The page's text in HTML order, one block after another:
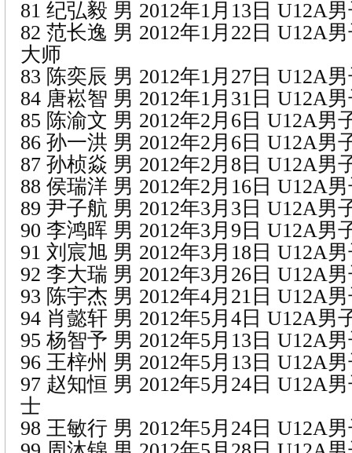
81 纪弘毅 男 2012年1月13日 U12A
82 范长逸 男 2012年1月22日 U12A
大师
83 陈奕辰 男 2012年1月27日 U12A
84 唐崧智 男 2012年1月31日 U12A
85 陈渝文 男 2012年2月6日 U12A男
86 孙一洪 男 2012年2月6日 U12A男
87 孙桢焱 男 2012年2月8日 U12A男
88 侯瑞洋 男 2012年2月16日 U12A
89 尹子航 男 2012年3月3日 U12A男
90 李鸿晖 男 2012年3月9日 U12A男
91 刘宸旭 男 2012年3月18日 U12A
92 李大瑞 男 2012年3月26日 U12A
93 陈宇杰 男 2012年4月21日 U12A
94 肖懿轩 男 2012年5月4日 U12A男
95 杨智予 男 2012年5月13日 U12A
96 王梓州 男 2012年5月13日 U12A
97 赵知恒 男 2012年5月24日 U12A
士
98 王敏行 男 2012年5月24日 U12A